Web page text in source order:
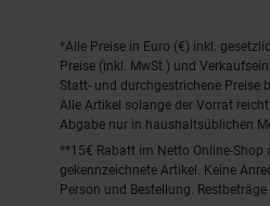
Fußnoten
*Alle Preise in Euro (€) inkl.
Preise (inkl. MwSt.) und
Statt- und durchgestrichene Preise
Alle Artikel solange der Vorrat
Abgabe nur in haushaltsüblichen
**15€ Rabatt im Netto Online-
gekennzeichnete Artikel. Keine
Person und Bestellung.